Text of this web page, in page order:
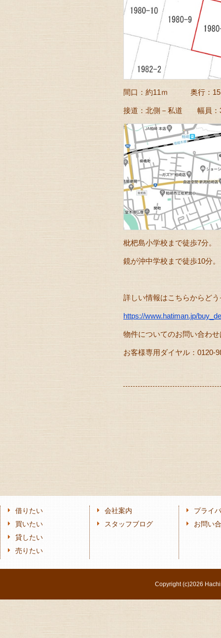
間口：約11ｍ 奥行：
接道：北側－私道 幅員：
枇杷島小学校まで徒歩7分。
鏡が沖中学校まで徒歩10分。
詳しい情報はこちらからど
https://www.hatiman.jp/
物件についてのお問い合わ
お客様専用ダイヤル：0120-
借りたい
買いたい
貸したい
売りたい
会社案内
スタッフブログ
プライ
お問い
Copyright (c)2026